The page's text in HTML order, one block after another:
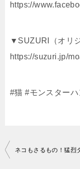
https://
▼SUZURI（オリ
https://suzuri.jp/
#猫 #モンスター
投